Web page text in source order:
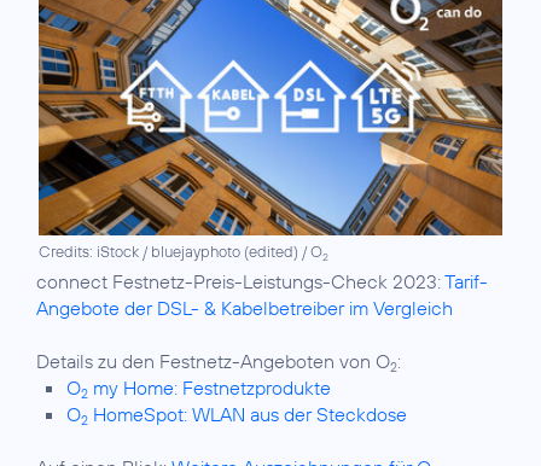
Credits: iStock / bluejayphoto (edited) / O2
connect Festnetz-Preis-Leistungs-Check 2023:Tarif-
Angebote der DSL- & Kabelbetreiber im Vergleich
Details zu den Festnetz-Angeboten von O2
O2 my Home: Festnetzprodukte
O2 HomeSpot: WLAN aus der Steckdose